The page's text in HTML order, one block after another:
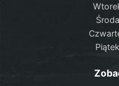
Środa
Piątek